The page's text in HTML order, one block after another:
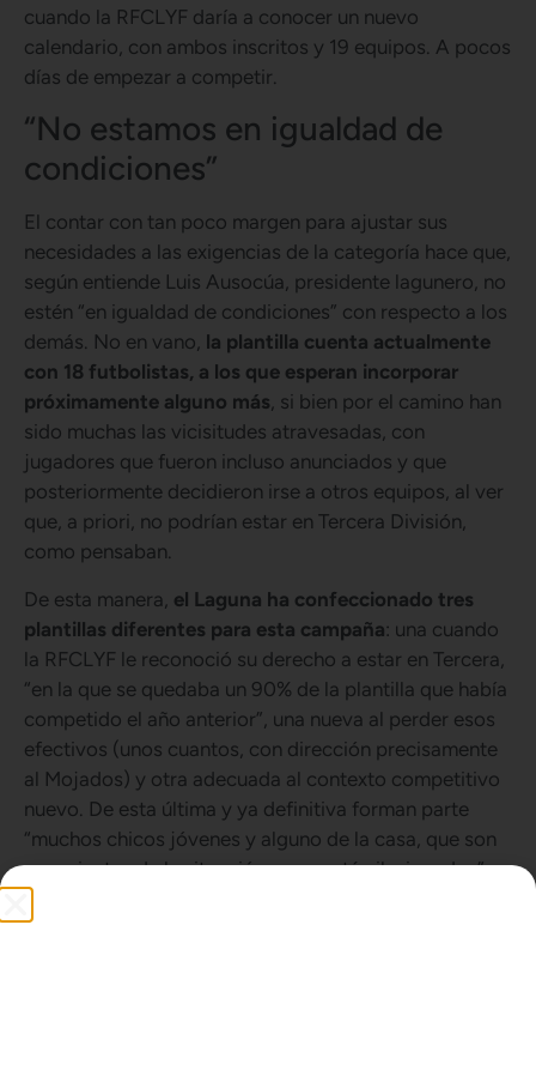
cuando la RFCLYF daría a conocer un nuevo
calendario, con ambos inscritos y 19 equipos. A pocos
días de empezar a competir.
“No estamos en igualdad de
condiciones”
El contar con tan poco margen para ajustar sus
necesidades a las exigencias de la categoría hace que,
según entiende Luis Ausocúa, presidente lagunero, no
estén “en igualdad de condiciones” con respecto a los
demás. No en vano, la plantilla cuenta actualmente
con 18 futbolistas, a los que esperan incorporar
próximamente alguno más, si bien por el camino han
sido muchas las vicisitudes atravesadas, con
jugadores que fueron incluso anunciados y que
posteriormente decidieron irse a otros equipos, al ver
que, a priori, no podrían estar en Tercera División,
como pensaban.
De esta manera, el Laguna ha confeccionado tres
plantillas diferentes para esta campaña: una cuando
la RFCLYF le reconoció su derecho a estar en Tercera,
“en la que se quedaba un 90% de la plantilla que había
competido el año anterior”, una nueva al perder esos
efectivos (unos cuantos, con dirección precisamente
al Mojados) y otra adecuada al contexto competitivo
nuevo. De esta última y ya definitiva forman parte
“muchos chicos jóvenes y alguno de la casa, que son
conscientes de la situación, pero están ilusionados”
con obtener la permanencia, explica el presidente.